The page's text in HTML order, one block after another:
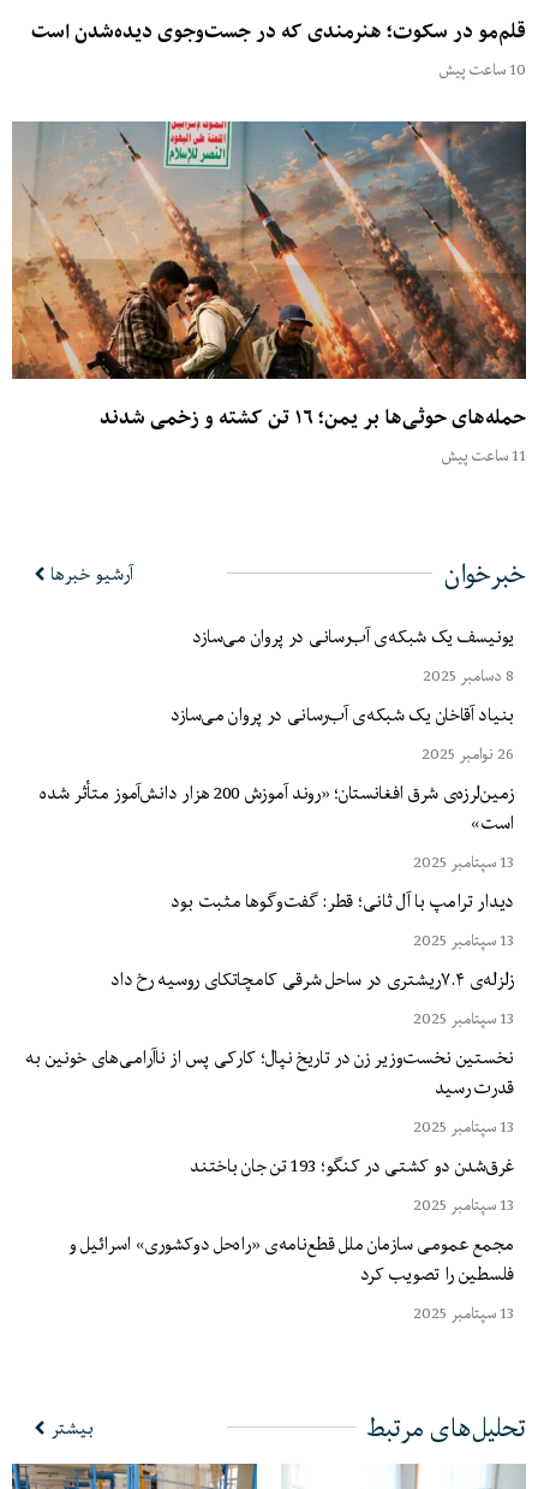
قلم‌مو در سکوت؛ هنرمندی که در جست‌وجوی دیده‌شدن است
10 ساعت پیش
حمله‌های حوثی‌ها بر یمن؛ ۱۶ تن کشته و زخمی شدند
11 ساعت پیش
خبرخوان
آرشیو خبرها
یونیسف یک شبکه‌ی آب‌رسانی در پروان می‌سازد
8 دسامبر 2025
بنیاد آقاخان یک شبکه‌ی آب‌رسانی در پروان می‌سازد
26 نوامبر 2025
زمین‌لرزه‌ی شرق افغانستان؛ «روند آموزش 200 هزار دانش‌آموز متأثر شده
است»
13 سپتامبر 2025
دیدار ترامپ با آل ثانی؛ قطر: گفت‌وگوها مثبت بود
13 سپتامبر 2025
زلزله‌ی ۷.۴ریشتری در ساحل شرقی کامچاتکای روسیه رخ داد
13 سپتامبر 2025
نخستین نخست‌وزیر زن در تاریخ نپال؛ کارکی پس از ناآرامی‌های خونین به
قدرت رسید
13 سپتامبر 2025
غرق‌شدن دو کشتی در کنگو؛ 193 تن جان باختند
13 سپتامبر 2025
مجمع عمومی سازمان ملل قطع‌نامه‌ی «راه‌حل دوکشوری» اسرائیل و
فلسطین را تصویب کرد
13 سپتامبر 2025
تحلیل‌های مرتبط بیشتر